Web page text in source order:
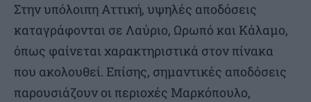
Στην υπόλοιπη Αττική, υψηλές αποδόσεις
καταγράφονται σε Λαύριο, Ωρωπό και Κάλαμο,
όπως φαίνεται χαρακτηριστικά στον πίνακα
που ακολουθεί. Επίσης, σημαντικές αποδόσεις
παρουσιάζουν οι περιοχές Μαρκόπουλο,